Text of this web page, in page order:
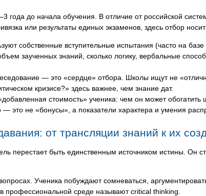
года до начала обучения. В отличие от российской
или результаты единых экзаменов, здесь отбор
собственные вступительные испытания (часто на
заученных знаний, сколько логику, вербальные
— это «сердце» отбора. Школы ищут не
кризисе?» здесь важнее, чем знание дат.
стоимость» ученика: чем он может обогатить
это не «бонусы», а показатели характера и умения
от трансляции знаний к их
перестает быть единственным источником истины. Он
Ученика побуждают сомневаться,
профессиональной среде называют critical thinking.